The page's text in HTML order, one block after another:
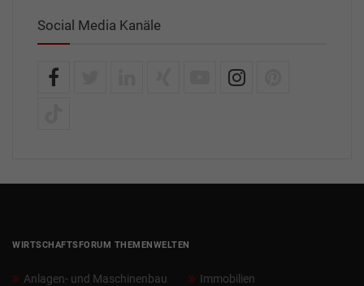
Social Media Kanäle
WIRTSCHAFTSFORUM THEMENWELTEN
Anlagen- und Maschinenbau
Immobilien